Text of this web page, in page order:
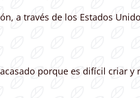
a través de los Estados
porque es difícil criar y